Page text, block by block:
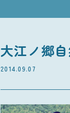
大江ノ郷
2014.09.07